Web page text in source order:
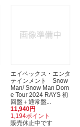
エイベックス・エンタ
テインメント Snow
Man/ Snow Man Dom
e Tour 2024 RAYS 初
回盤＋通常盤...
11,940円
1,194ポイント
販売休止中です